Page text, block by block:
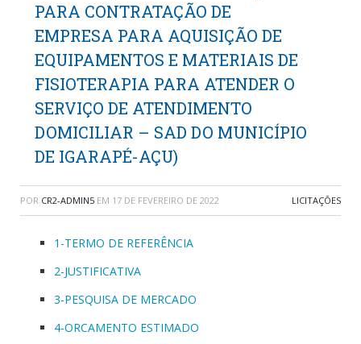
PARA CONTRATAÇÃO DE
EMPRESA PARA AQUISIÇÃO DE
EQUIPAMENTOS E MATERIAIS DE
FISIOTERAPIA PARA ATENDER O
SERVIÇO DE ATENDIMENTO
DOMICILIAR – SAD DO MUNICÍPIO
DE IGARAPÉ-AÇU)
POR CR2-ADMIN5 EM 17 DE FEVEREIRO DE 2022 LICITAÇÕES
1-TERMO DE REFERÊNCIA
2-JUSTIFICATIVA
3-PESQUISA DE MERCADO
4-ORCAMENTO ESTIMADO